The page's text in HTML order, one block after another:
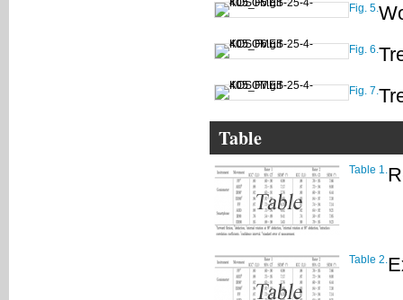
Fig. 5.
Fig. 6.
Fig. 7.
Table
Table 1.
Table 2.